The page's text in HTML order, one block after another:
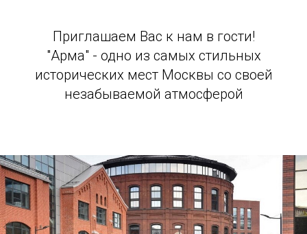
Приглашаем Вас к нам в гости!
"Арма" - одно из самых стильных
исторических мест Москвы со своей
незабываемой атмосферой